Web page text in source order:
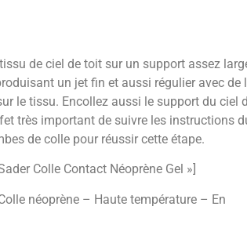
de ciel de toit sur un support assez
un jet fin et aussi régulier avec de
le tissu. Encollez aussi le support du ciel
très important de suivre les instructions
de colle pour réussir cette étape.
Colle Contact Néoprène Gel »]
néoprène – Haute température – En